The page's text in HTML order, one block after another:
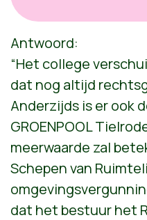
Antwoord:
“Het college
dat nog altijd
Anderzijds is er ook
GROENPOOL
meerwaarde zal
Schepen van
dat het bestuur het